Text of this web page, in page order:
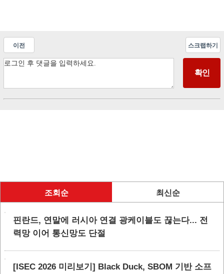
이전 스크랩하기
조회순 최신순
핀란드, 연말에 러시아 연결 광케이블도 끊는다... 전
력망 이어 통신망도 단절
[ISEC 2026 미리보기] Black Duck, SBOM 기반 소프